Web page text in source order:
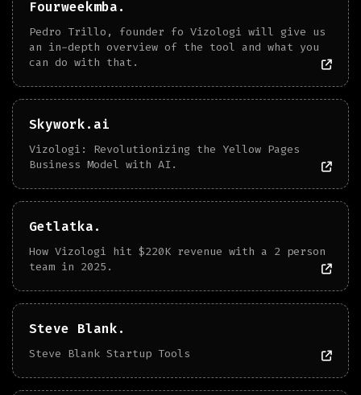
Fourweekmba.
Pedro Trillo, founder fo Vizologi will give us
an in-depth overview of the tool and what you
can do with that.
Skywork.ai
Vizologi: Revolutionizing the Yellow Pages
Business Model with AI.
Getlatka.
How Vizologi hit $220K revenue with a 2 person
team in 2025.
Steve Blank.
Steve Blank Startup Tools